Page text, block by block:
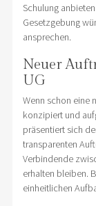
Schulung
Gesetzgebung
ansprechen.
Neuer
UG
Wenn schon eine
konzipiert und
präsentiert sich
transparenten
Verbindende
erhalten bleiben.
einheitlichen